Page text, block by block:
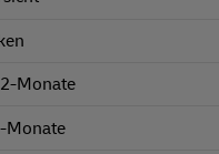
Monate
Monate